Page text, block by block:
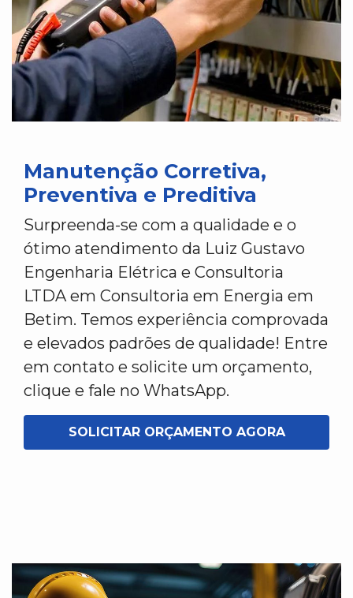
Manutenção Corretiva,
Preventiva e Preditiva
Surpreenda-se com a qualidade e o
ótimo atendimento da Luiz Gustavo
Engenharia Elétrica e Consultoria
LTDA em Consultoria em Energia em
Betim. Temos experiência comprovada
e elevados padrões de qualidade! Entre
em contato e solicite um orçamento,
clique e fale no WhatsApp.
SOLICITAR ORÇAMENTO AGORA